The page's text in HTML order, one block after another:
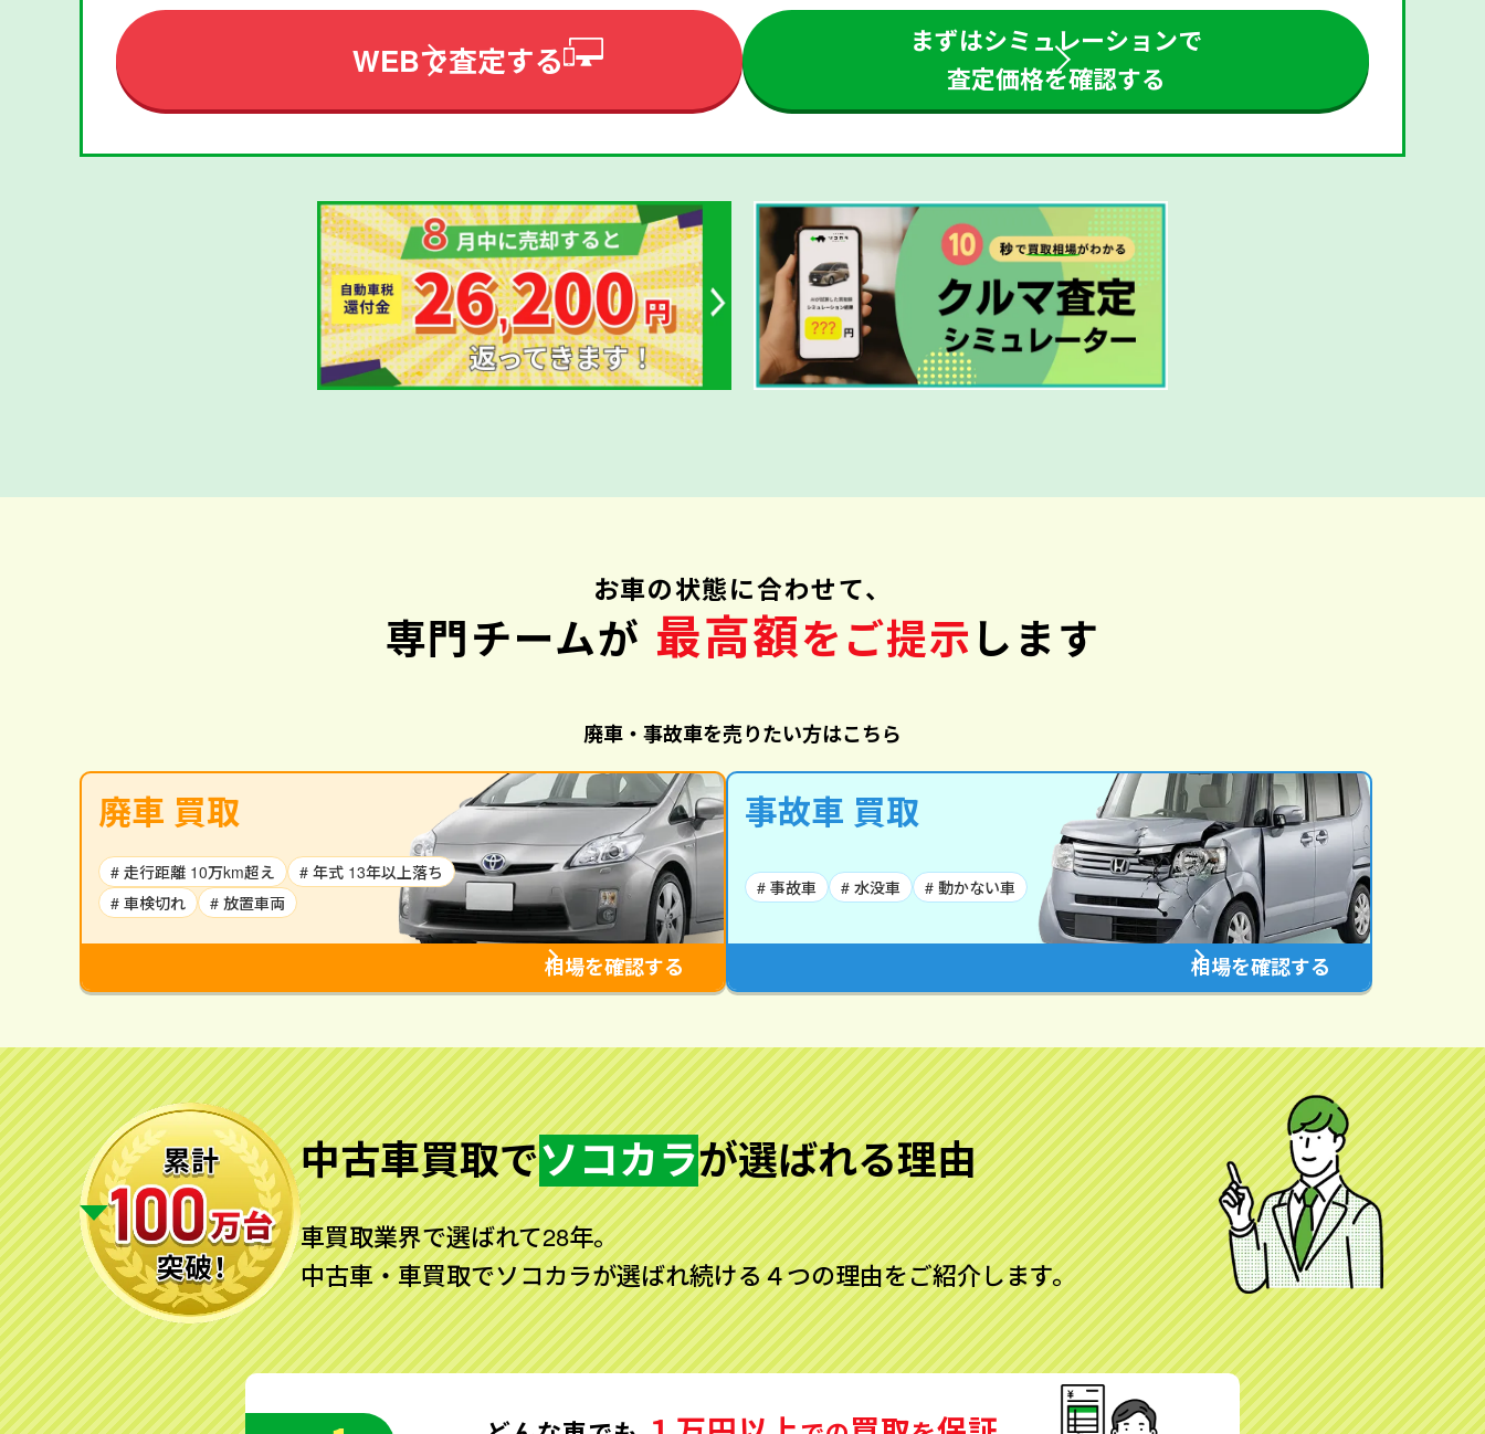
WEBで査定する
まずはシミュレーションで
査定価格を確認する
お車の状態に合わせて、
専門チームが 最高額をご提示します
廃車・事故車を売りたい方はこちら
廃車 買取
# 走行距離 10万km超え
# 年式 13年以上落ち
# 車検切れ
# 放置車両
相場を確認する
事故車 買取
# 事故車 # 水没車 # 動かない車
相場を確認する
中古車買取でソコカラが選ばれる理由
車買取業界で選ばれて28年。
中古車・車買取でソコカラが選ばれ続ける４つの理由をご紹介します。